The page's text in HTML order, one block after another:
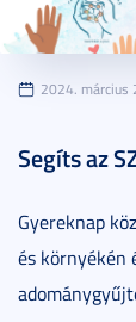
2024. március
Segíts az
Gyereknap
és környékén